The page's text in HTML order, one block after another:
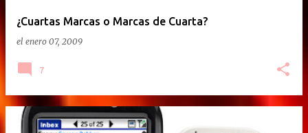
¿Cuartas Marcas o Marcas de Cuarta?
el enero 07, 2009
7